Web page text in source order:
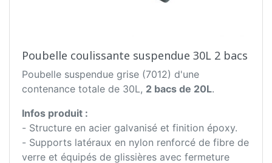
Poubelle coulissante suspendue 30L 2 bacs
Poubelle suspendue grise (7012) d'une
contenance totale de 30L, 2 bacs de 20L.
Infos produit :
- Structure en acier galvanisé et finition époxy.
- Supports latéraux en nylon renforcé de fibre de
verre et équipés de glissières avec fermeture